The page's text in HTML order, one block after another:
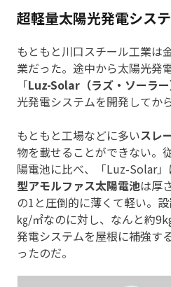
超軽量太陽光発電シス
もともと川口スチール工業は
業だった。途中から太陽光発
「Luz-Solar（ラズ・ソーラー
光発電システムを開発してか
もともと工場などに多いスレ
物を載せることができない。
陽電池に比べ、「Luz-Solar」
型アモルファス太陽電池は厚
の1と圧倒的に薄くて軽い。
㎏/㎡なのに対し、なんと約
発電システムを屋根に補強す
ったのだ。